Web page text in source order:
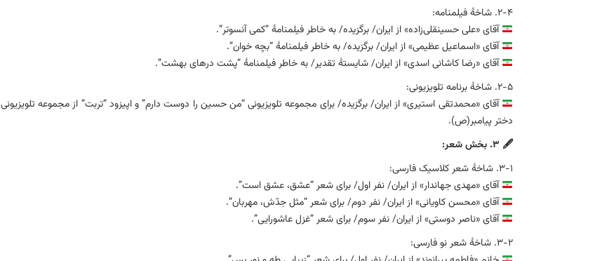
۲-۴. شاخهٔ فیلمنامه:
آقای «علی حسینقلی‌زاده» از ایران/ برگزیده/ به خاطر فیلمنامهٔ “کمی آنسوتر”.
آقای «اسماعیل عظیمی» از ایران/ برگزیده/ به خاطر فیلمنامهٔ “بچه خوان”.
آقای «رضا کاشانی اسدی» از ایران/ شایستهٔ تقدیر/ به خاطر فیلمنامهٔ “پشت درهای بهشت”.
۲-۵. شاخهٔ برنامه تلویزیونی:
آقای «محمدتقی استیری» از ایران/ برگزیده/ برای مجموعه تلویزیونی “من حسین را دوست دارم” و اپیزود “تربت” از مجموعه تلویزیونی
دختر پیامبر(ص).
🖋 ۳. بخش شعر:
۳-۱. شاخهٔ شعر کلاسیک فارسی:
آقای «مهدی جهاندار» از ایران/ نفر اول/ برای شعر “عشق، عشق است”.
آقای «محسن کاویانی» از ایران/ نفر دوم/ برای شعر “مثل جدّش، مهربان”.
آقای «ناصر دوستی» از ایران/ نفر سوم/ برای شعر “غزل عاشورایی”.
۳-۲. شاخهٔ شعر نو فارسی: